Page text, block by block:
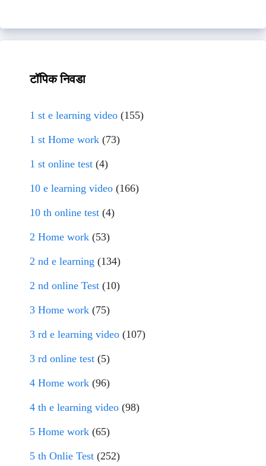
टॉपिक निवडा
1 st e learning video (155)
1 st Home work (73)
1 st online test (4)
10 e learning video (166)
10 th online test (4)
2 Home work (53)
2 nd e learning (134)
2 nd online Test (10)
3 Home work (75)
3 rd e learning video (107)
3 rd online test (5)
4 Home work (96)
4 th e learning video (98)
5 Home work (65)
5 th Onlie Test (252)